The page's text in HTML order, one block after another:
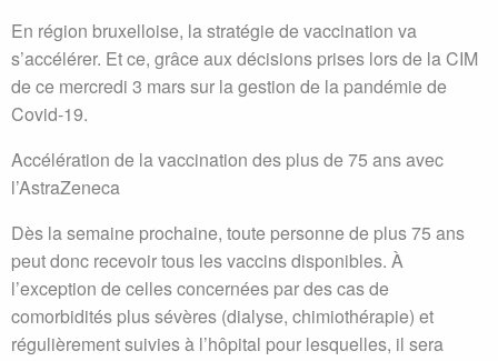
En région bruxelloise, la stratégie de vaccination va
s’accélérer. Et ce, grâce aux décisions prises lors de la CIM
de ce mercredi 3 mars sur la gestion de la pandémie de
Covid-19.
Accélération de la vaccination des plus de 75 ans avec
l’AstraZeneca
Dès la semaine prochaine, toute personne de plus 75 ans
peut donc recevoir tous les vaccins disponibles. À
l’exception de celles concernées par des cas de
comorbidités plus sévères (dialyse, chimiothérapie) et
régulièrement suivies à l’hôpital pour lesquelles, il sera